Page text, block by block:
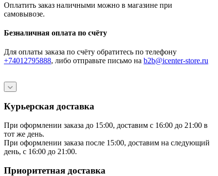
Оплатить заказ наличными можно в магазине при
самовывозе.
Безналичная оплата по счёту
Для оплаты заказа по счёту обратитесь по телефону
+74012795888, либо отправьте письмо на b2b@icenter-store.ru
Курьерская доставка
При оформлении заказа до 15:00, доставим с 16:00 до 21:00 в
тот же день.
При оформлении заказа после 15:00, доставим на следующий
день, с 16:00 до 21:00.
Приоритетная доставка